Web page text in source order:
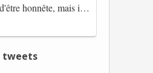
“C'est une belle chose d'être honnête, mais il est également important d'avoir raison.” Winston Churchill Réplico…
tweets